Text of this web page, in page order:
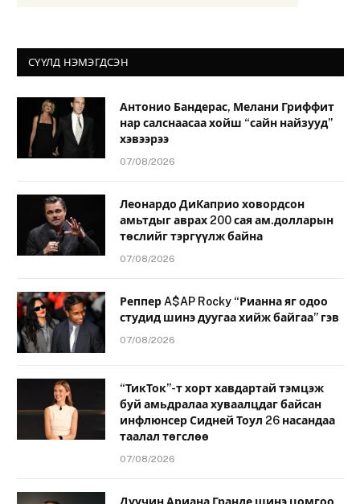
СҮҮЛД НЭМЭГДСЭН
Антонио Бандерас, Мелани Гриффит
нар салснаасаа хойш “сайн найзууд”
хэвээрээ
07/08/2026
Леонардо ДиКаприо ховордсон
амьтдыг аврах 200 сая ам.долларын
төслийг тэргүүлж байна
07/08/2026
Реппер A$AP Rocky “Рианна яг одоо
студид шинэ дуугаа хийж байгаа” гэв
07/08/2026
“ТикТок”-т хорт хавдартай тэмцэж
буй амьдралаа хуваалцдаг байсан
инфлюнсер Сидней Тоул 26 насандаа
таалал төгслөө
07/08/2026
Дуучин Ариана Гранде шинэ цомгоо